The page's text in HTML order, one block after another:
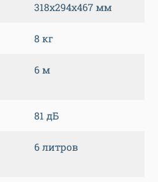
318x294x467 мм
8 кг
6 м
81 дБ
6 литров